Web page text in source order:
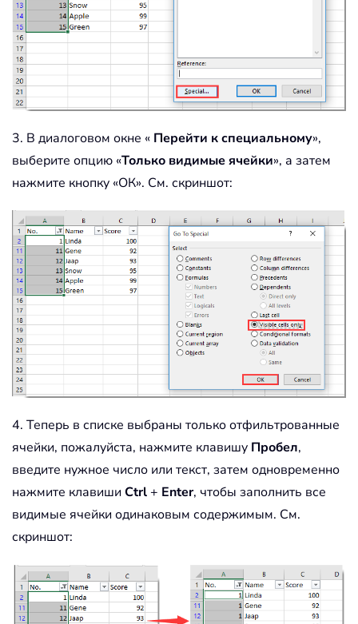
3. В диалоговом окне « Перейти к специальному»,
выберите опцию «Только видимые ячейки», а затем
нажмите кнопку «ОК». См. скриншот:
4. Теперь в списке выбраны только отфильтрованные
ячейки, пожалуйста, нажмите клавишу Пробел,
введите нужное число или текст, затем одновременно
нажмите клавиши Ctrl+ Enter, чтобы заполнить все
видимые ячейки одинаковым содержимым. См.
скриншот: